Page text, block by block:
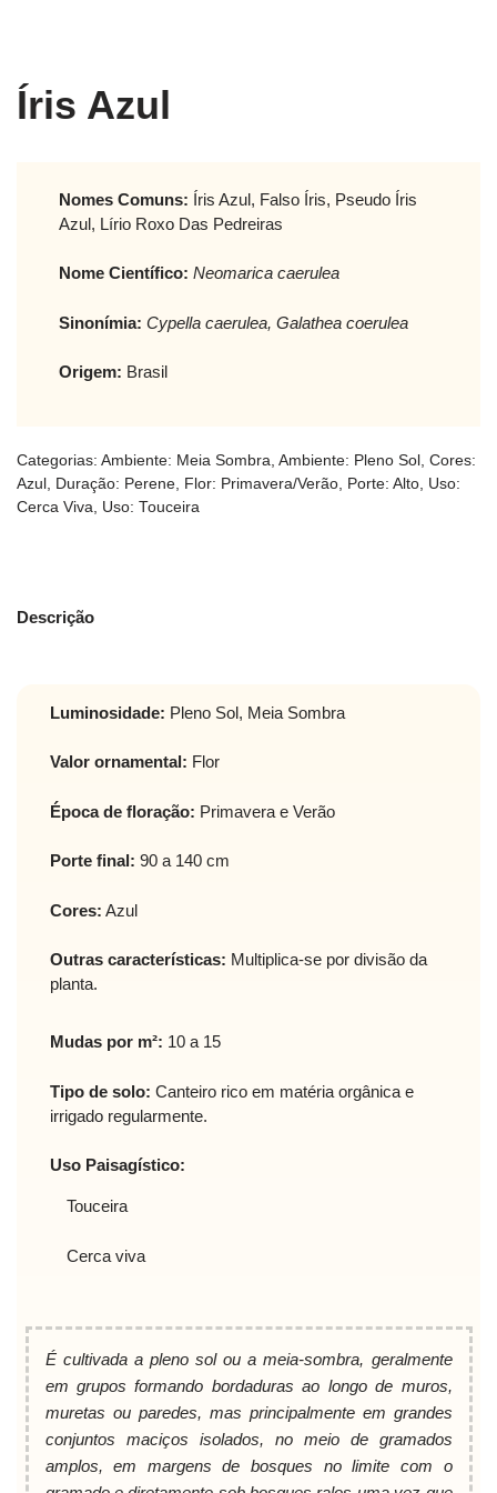
Íris Azul
Nomes Comuns: Íris Azul, Falso Íris, Pseudo Íris
Azul, Lírio Roxo Das Pedreiras
Nome Científico: Neomarica caerulea
Sinonímia: Cypella caerulea, Galathea coerulea
Origem: Brasil
Categorias: Ambiente: Meia Sombra Ambiente: Pleno Sol Cores:
Azul Duração: Perene Flor: Primavera/Verão Porte: Alto Uso:
Cerca Viva
Uso: Touceira
Descrição
Luminosidade: Pleno Sol, Meia Sombra
Valor ornamental: Flor
Época de floração: Primavera e Verão
Porte final: 90 a 140 cm
Cores: Azul
Outras características: Multiplica-se por divisão da
planta.
Mudas por m²: 10 a 15
Tipo de solo: Canteiro rico em matéria orgânica e
irrigado regularmente.
Uso Paisagístico:
Touceira
Cerca viva
É cultivada a pleno sol ou a meia-sombra, geralmente
em grupos formando bordaduras ao longo de muros,
muretas ou paredes, mas principalmente em grandes
conjuntos maciços isolados, no meio de gramados
amplos, em margens de bosques no limite com o